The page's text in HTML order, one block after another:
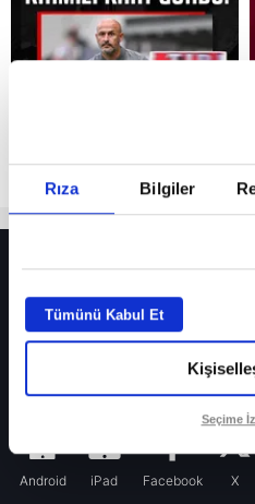
Rıza Bilgiler
Tümünü Kabul Et
Seçime
Fenerbahçe’de sürpriz ayrılık ihtimali!
Fenerbahçe’nin yeni transferi Mason
Galatasaray’da rota yeniden Thiago
Android iPad Facebook X